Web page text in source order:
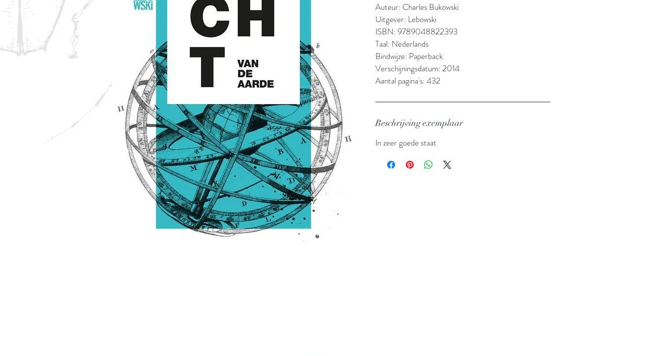
Auteur: Charles Bukowski
Uitgever: Lebowski
ISBN: 9789048822393
Taal: Nederlands
Bindwijze: Paperback
Verschijningsdatum: 2014
Aantal pagina's: 432
Beschrijving exemplaar
In zeer goede staat